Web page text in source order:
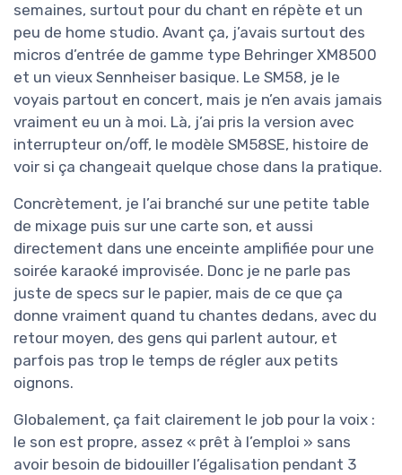
semaines, surtout pour du chant en répète et un
peu de home studio. Avant ça, j’avais surtout des
micros d’entrée de gamme type Behringer XM8500
et un vieux Sennheiser basique. Le SM58, je le
voyais partout en concert, mais je n’en avais jamais
vraiment eu un à moi. Là, j’ai pris la version avec
interrupteur on/off, le modèle SM58SE, histoire de
voir si ça changeait quelque chose dans la pratique.
Concrètement, je l’ai branché sur une petite table
de mixage puis sur une carte son, et aussi
directement dans une enceinte amplifiée pour une
soirée karaoké improvisée. Donc je ne parle pas
juste de specs sur le papier, mais de ce que ça
donne vraiment quand tu chantes dedans, avec du
retour moyen, des gens qui parlent autour, et
parfois pas trop le temps de régler aux petits
oignons.
Globalement, ça fait clairement le job pour la voix :
le son est propre, assez « prêt à l’emploi » sans
avoir besoin de bidouiller l’égalisation pendant 3